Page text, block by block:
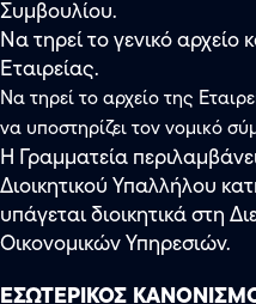
Συμβουλίου.
Να τηρεί το γενικό
Εταιρείας.
Να τηρεί το αρχείο της
να υποστηρίζει τον νομικό
Η Γραμματεία
Διοικητικού Υπαλλήλου
υπάγεται διοικητικά στη
Οικονομικών Υπηρεσιών.
ΕΣΩΤΕΡΙΚΟΣ